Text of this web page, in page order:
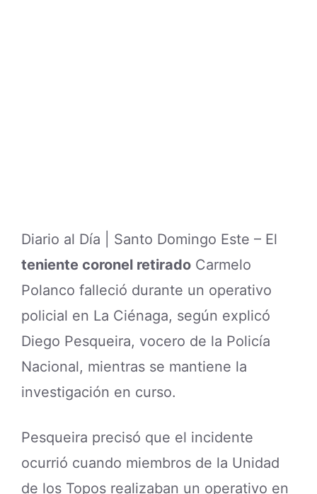
Diario al Día | Santo Domingo Este – El
teniente coronel retirado Carmelo
Polanco falleció durante un operativo
policial en La Ciénaga, según explicó
Diego Pesqueira, vocero de la Policía
Nacional, mientras se mantiene la
investigación en curso.
Pesqueira precisó que el incidente
ocurrió cuando miembros de la Unidad
de los Topos realizaban un operativo en